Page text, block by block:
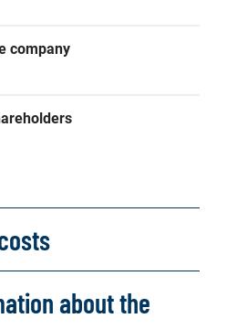
company
about the